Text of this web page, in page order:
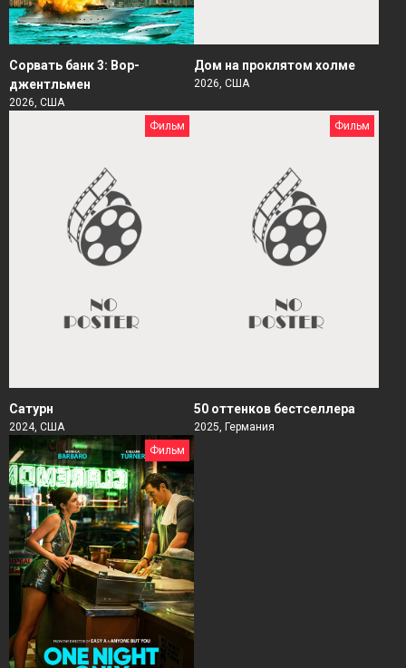
Сорвать банк 3: Вор-
джентльмен
2026, США
Дом на проклятом холме
2026, США
Фильм
Сатурн
2024, США
Фильм
50 оттенков бестселлера
2025, Германия
Фильм